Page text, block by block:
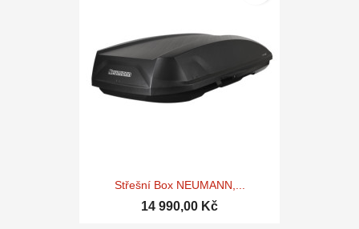
Střešní Box NEUMANN,...
14 990,00 Kč